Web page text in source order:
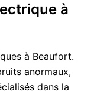
à
à Beaufort.
anormaux,
dans la